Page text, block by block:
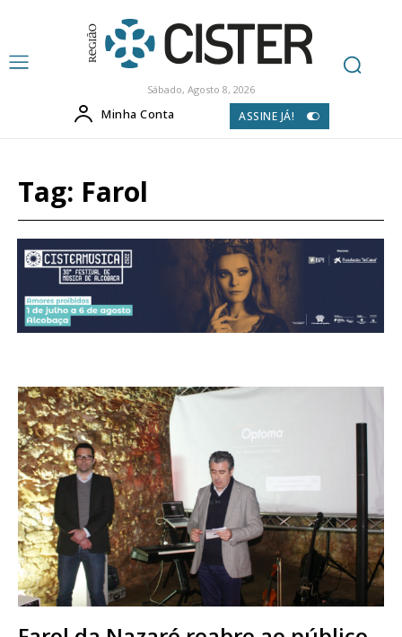
Sábado, Agosto 8, 2026
Minha Conta ASSINE JÁ!
Tag: Farol